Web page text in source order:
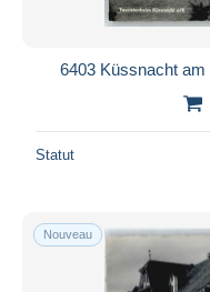
6403 Küssnacht am
Statut
Nouveau